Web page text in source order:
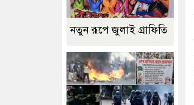
নতুন রূপে জুলাই গ্রাফিতি